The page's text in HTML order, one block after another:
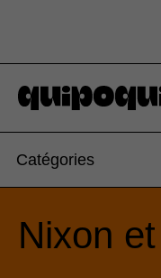
Catégories
Nixon